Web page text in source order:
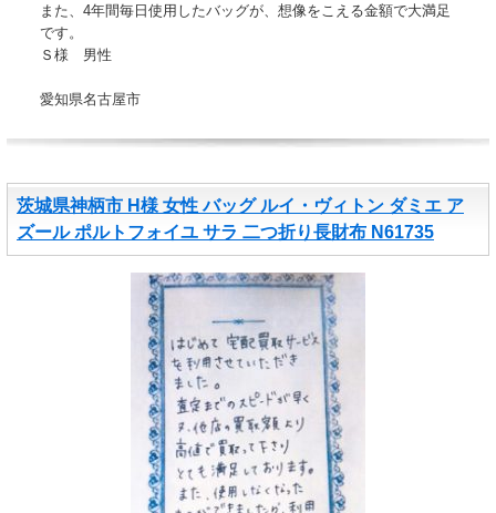
また、4年間毎日使用したバッグが、想像をこえる金額で大満足
です。
Ｓ様 男性
愛知県名古屋市
茨城県神柄市 H様 女性 バッグ ルイ・ヴィトン ダミエ ア
ズール ポルトフォイユ サラ 二つ折り長財布 N61735